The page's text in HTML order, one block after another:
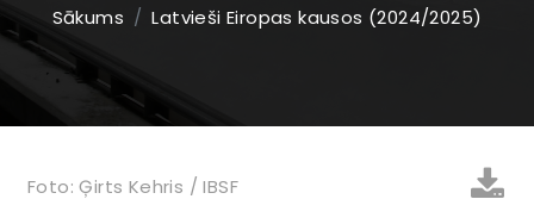
Sākums Latvieši Eiropas kausos (2024/2025)
Foto: Ģirts Kehris / IBSF